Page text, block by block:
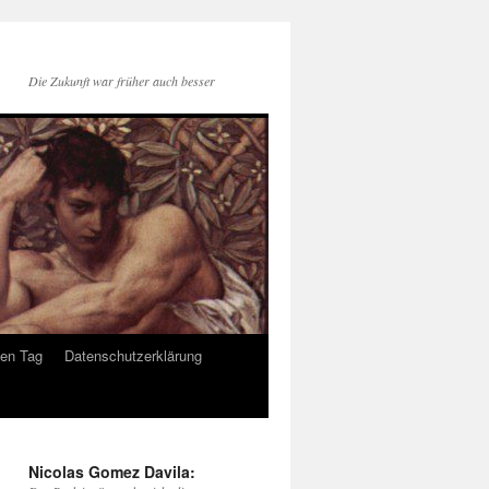
Die Zukunft war früher auch besser
Tag Datenschutzerklärung
Nicolas Gomez Davila: